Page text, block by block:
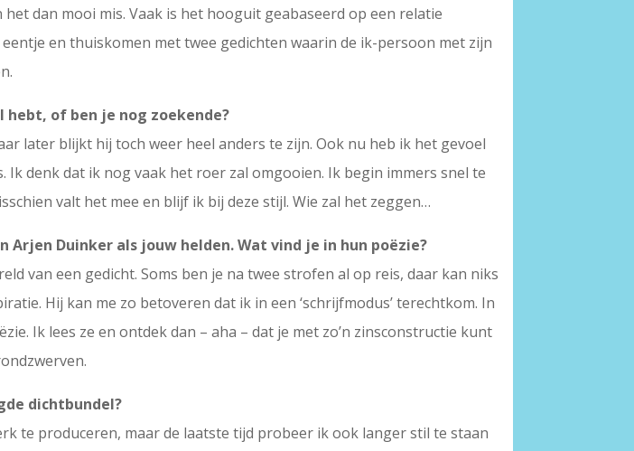
dan mooi mis. Vaak is het hooguit geabaseerd op een relatie
en thuiskomen met twee gedichten waarin de ik-persoon met zijn
of ben je nog zoekende?
later blijkt hij toch weer heel anders te zijn. Ook nu heb ik het gevoel
denk dat ik nog vaak het roer zal omgooien. Ik begin immers snel te
valt het mee en blijf ik bij deze stijl. Wie zal het zeggen…
Arjen Duinker als jouw helden. Wat vind je in hun poëzie?
van een gedicht. Soms ben je na twee strofen al op reis, daar kan niks
Hij kan me zo betoveren dat ik in een ‘schrijfmodus’ terechtkom. In
Ik lees ze en ontdek dan – aha – dat je met zo’n zinsconstructie kunt
dichtbundel?
te produceren, maar de laatste tijd probeer ik ook langer stil te staan